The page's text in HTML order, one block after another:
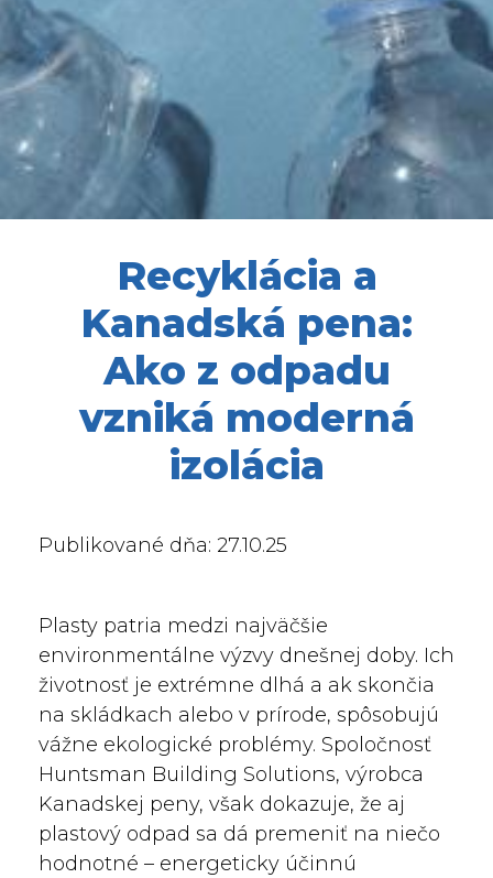
Recyklácia a
Kanadská pena:
Ako z odpadu
vzniká moderná
izolácia
Publikované dňa: 27.10.25
Plasty patria medzi najväčšie
environmentálne výzvy dnešnej doby. Ich
životnosť je extrémne dlhá a ak skončia
na skládkach alebo v prírode, spôsobujú
vážne ekologické problémy. Spoločnosť
Huntsman Building Solutions, výrobca
Kanadskej peny, však dokazuje, že aj
plastový odpad sa dá premeniť na niečo
hodnotné – energeticky účinnú